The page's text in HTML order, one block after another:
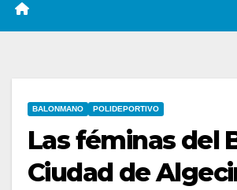
BALONMANO POLIDEPORTIVO
Las féminas del
Ciudad de